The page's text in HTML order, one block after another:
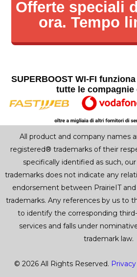
Offerte speciali
ora. Tempo
SUPERBOOST WI-FI
tutte le
All product and company names
registered® trademarks of their
specifically identified as such,
trademarks does not indicate any
endorsement between PrairieIT
trademarks. Any references by us to
to identify the corresponding
services and falls under
trademark law.
© 2026 All Rights Reserved.